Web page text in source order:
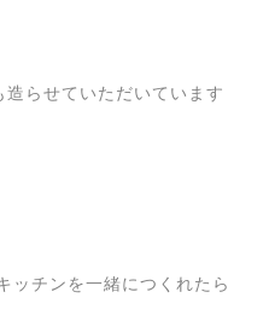
らせていただいています
ッチンを一緒につくれたら